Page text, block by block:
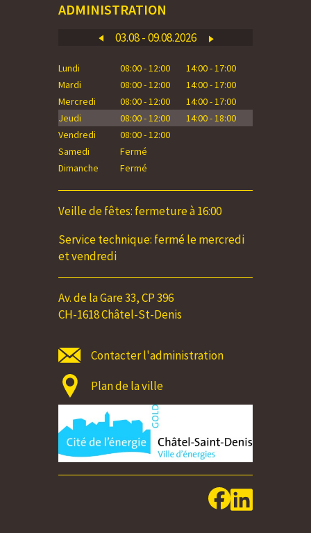
ADMINISTRATION
03.08 - 09.08.2026
Lundi 08:00 - 12:00
14:00 - 17:00
Mardi
08:00 - 12:00
14:00 - 17:00
Mercredi
08:00 - 12:00
14:00 - 17:00
Jeudi
08:00 - 12:00
14:00 - 18:00
Vendredi
08:00 - 12:00
Samedi
Fermé
Dimanche
Fermé
Veille de fêtes: fermeture à 16:00
Service technique: fermé le mercredi
et vendredi
Av. de la Gare 33, CP 396
CH-1618 Châtel-St-Denis
Contacter l'administration
Plan de la ville